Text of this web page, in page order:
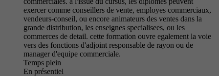
exercer comme conseillers de vente, employes commerciaux,
vendeurs-conseil, ou encore animateurs des ventes dans la
grande distribution, les enseignes specialisees, ou les
commerces de detail. cette formation ouvre egalement la voie
vers des fonctions d'adjoint responsable de rayon ou de
manager d'equipe commerciale.
Temps plein
En présentiel